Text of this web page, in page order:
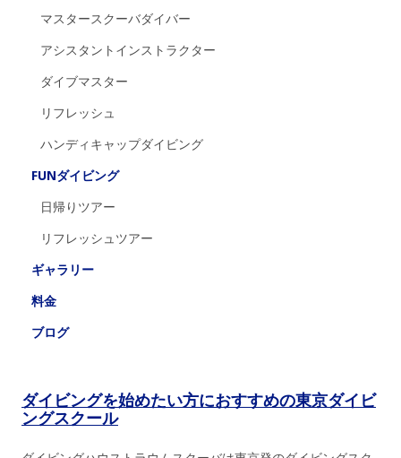
マスタースクーバダイバー
アシスタントインストラクター
ダイブマスター
リフレッシュ
ハンディキャップダイビング
FUNダイビング
日帰りツアー
リフレッシュツアー
ギャラリー
料金
ブログ
ダイビングを始めたい方におすすめの東京ダイビ
ングスクール